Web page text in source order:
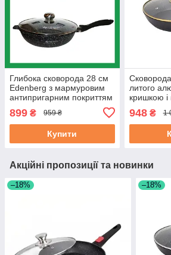
Глибока сковорода 28 см
Edenberg з мармуровим
антипригарним покриттям
899 ₴ 959 ₴
Купити
литого
кришкою
26 см (EB-
948₴ 1
Акційні пропозиції та новинки
–18% –18%